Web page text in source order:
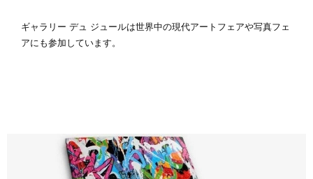
ギャラリー デュ ジュールは世界中の現代アートフェアや写真フェ
アにも参加しています。